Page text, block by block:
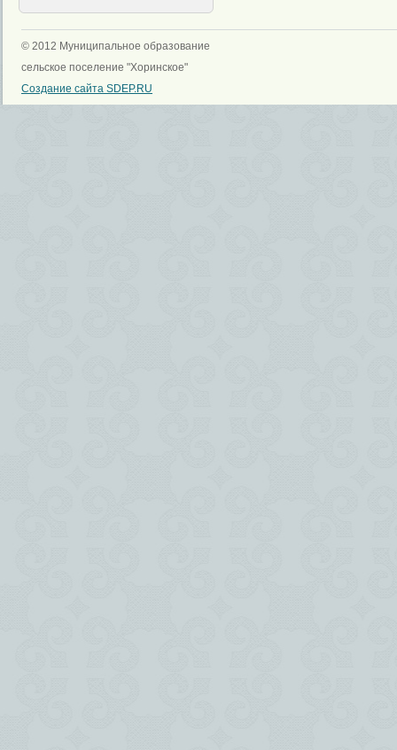
© 2012 Муниципальное образование
сельское поселение "Хоринское"
Создание сайта SDEP.RU